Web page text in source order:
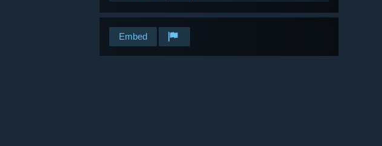
Embed